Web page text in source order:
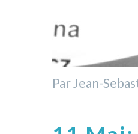
Par Jean-